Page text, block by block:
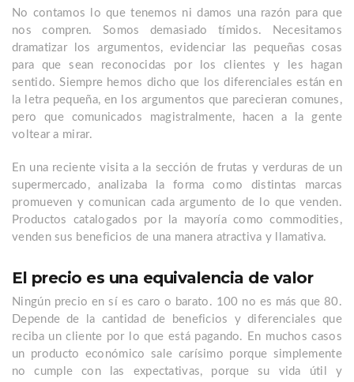
No contamos lo que tenemos ni damos una razón para que
nos compren. Somos demasiado tímidos. Necesitamos
dramatizar los argumentos, evidenciar las pequeñas cosas
para que sean reconocidas por los clientes y les hagan
sentido. Siempre hemos dicho que los diferenciales están en
la letra pequeña, en los argumentos que parecieran comunes,
pero que comunicados magistralmente, hacen a la gente
voltear a mirar.
En una reciente visita a la sección de frutas y verduras de un
supermercado, analizaba la forma como distintas marcas
promueven y comunican cada argumento de lo que venden.
Productos catalogados por la mayoría como commodities,
venden sus beneficios de una manera atractiva y llamativa.
El precio es una equivalencia de valor
Ningún precio en sí es caro o barato. 100 no es más que 80.
Depende de la cantidad de beneficios y diferenciales que
reciba un cliente por lo que está pagando. En muchos casos
un producto económico sale carísimo porque simplemente
no cumple con las expectativas, porque su vida útil y